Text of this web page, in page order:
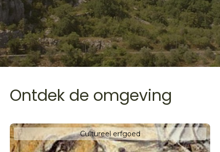
Ontdek de omgeving
Cultureel erfgoed